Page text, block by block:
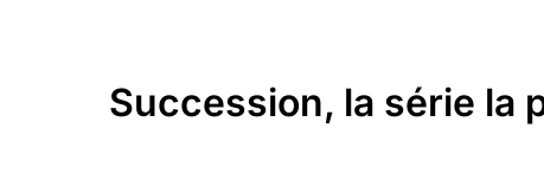
Succession, la série la